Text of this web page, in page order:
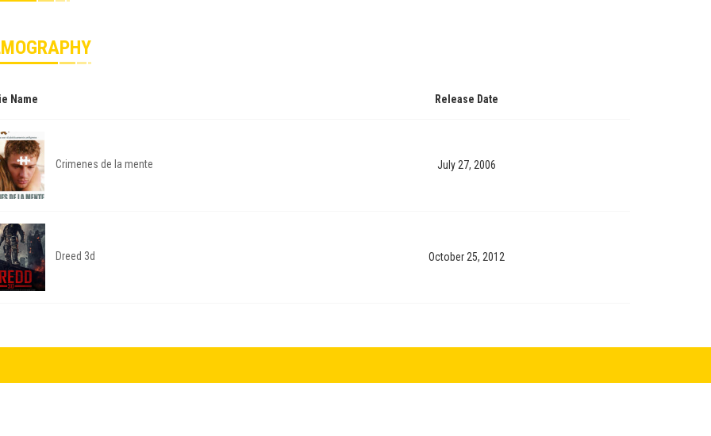
Name Release Date
Crimenes de la mente July 27, 2006
Dreed 3d October 25, 2012